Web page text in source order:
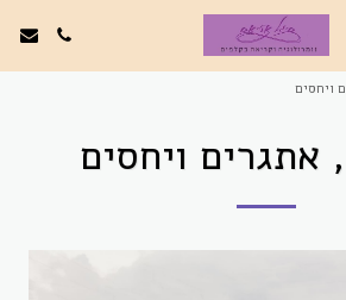
ויחסים
אתגרים ויחסים